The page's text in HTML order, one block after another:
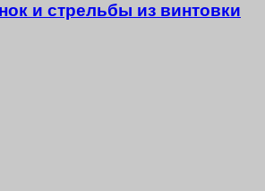
и стрельбы из винтовки